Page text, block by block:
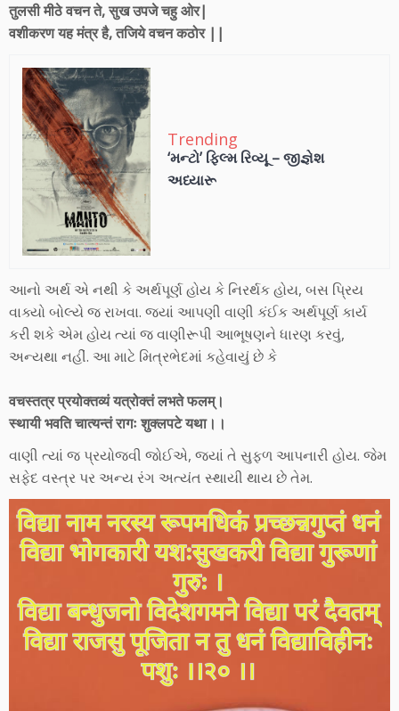
तुलसी मीठे वचन ते, सुख उपजे चहु ओर|
वशीकरण यह मंत्र है, तजिये वचन कठोर ||
Trending
‘મન્ટો’ ફિલ્મ રિવ્યૂ – જીજ્ઞેશ
અધ્યારૂ
આનો અર્થ એ નથી કે અર્થપૂર્ણ હોય કે નિરર્થક હોય, બસ પ્રિય
વાક્યો બોલ્યે જ રાખવા. જ્યાં આપણી વાણી કંઈક અર્થપૂર્ણ કાર્ય
કરી શકે એમ હોય ત્યાં જ વાણીરૂપી આભૂષણને ધારણ કરવું,
અન્યથા નહીં. આ માટે મિત્રભેદમાં કહેવાયું છે કે
वचस्तत्र प्रयोक्तव्यं यत्रोक्तं लभते फलम्।
स्थायी भवति चात्यन्तं रागः शुक्लपटे यथा।।
વાણી ત્યાં જ પ્રયોજવી જોઈએ, જ્યાં તે સુફળ આપનારી હોય. જેમ
સફેદ વસ્ત્ર પર અન્ય રંગ અત્યંત સ્થાયી થાય છે તેમ.